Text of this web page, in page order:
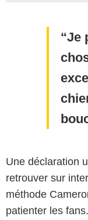
Je
Une déclaration
retrouver sur
méthode
patienter les fans.